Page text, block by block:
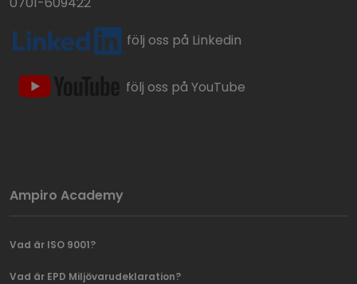
följ oss på Linkedin
följ oss på YouTube
Ampiro Academy
Vad är ISO 9001?
Vad är EPD Miljövarudeklaration?